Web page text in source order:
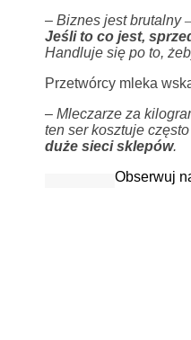
– Biznes jest brutalny –
Jeśli to co jest,
Handluje się po to,
Przetwórcy mleka
– Mleczarze za
ten ser kosztuje
duże sieci sklepów.
Obserwuj